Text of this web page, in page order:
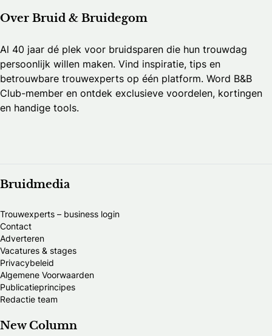
Over Bruid & Bruidegom
Al 40 jaar dé plek voor bruidsparen die hun trouwdag
persoonlijk willen maken. Vind inspiratie, tips en
betrouwbare trouwexperts op één platform. Word B&B
Club-member en ontdek exclusieve voordelen, kortingen
en handige tools.
Bruidmedia
Trouwexperts – business login
Contact
Adverteren
Vacatures & stages
Privacybeleid
Algemene Voorwaarden
Publicatieprincipes
Redactie team
New Column